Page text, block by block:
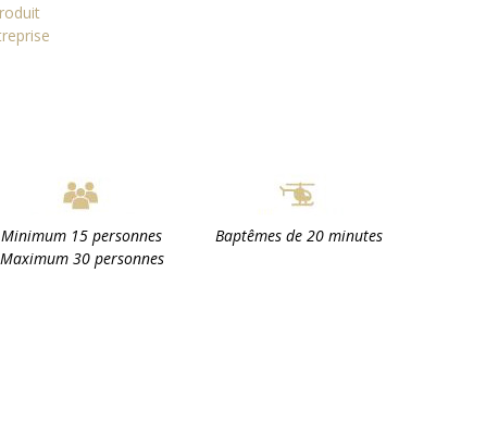
Minimum 15 personnes
Maximum 30 personnes
Baptêmes de 20 minutes